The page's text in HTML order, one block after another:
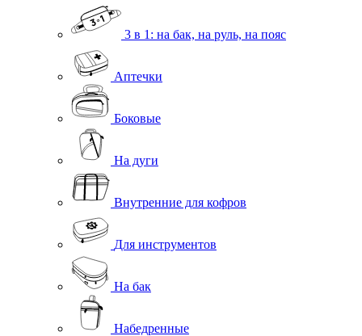
3 в 1: на бак, на руль, на пояс
Аптечки
Боковые
На дуги
Внутренние для кофров
Для инструментов
На бак
Набедренные